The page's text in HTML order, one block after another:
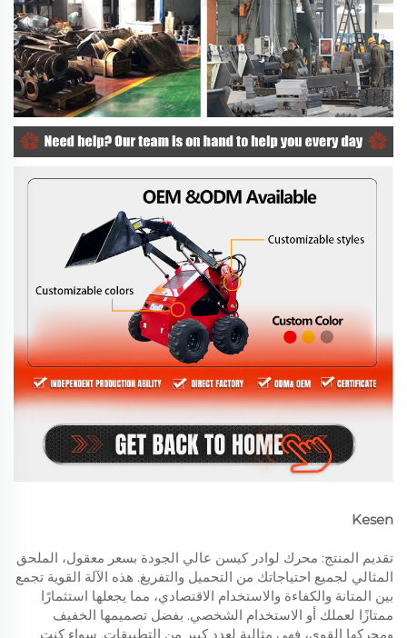
Kesen
تقديم المنتج: محرك لوادر كيسن عالي الجودة بسعر معقول، الملحق
المثالي لجميع احتياجاتك من التحميل والتفريغ. هذه الآلة القوية تجمع
بين المتانة والكفاءة والاستخدام الاقتصادي، مما يجعلها استثمارًا
ممتازًا لعملك أو الاستخدام الشخصي. بفضل تصميمها الخفيف
ومحركها القوي، فهي مثالية لعدد كبير من التطبيقات. سواء كنت